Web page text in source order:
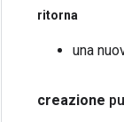
ritorna
una
creazione